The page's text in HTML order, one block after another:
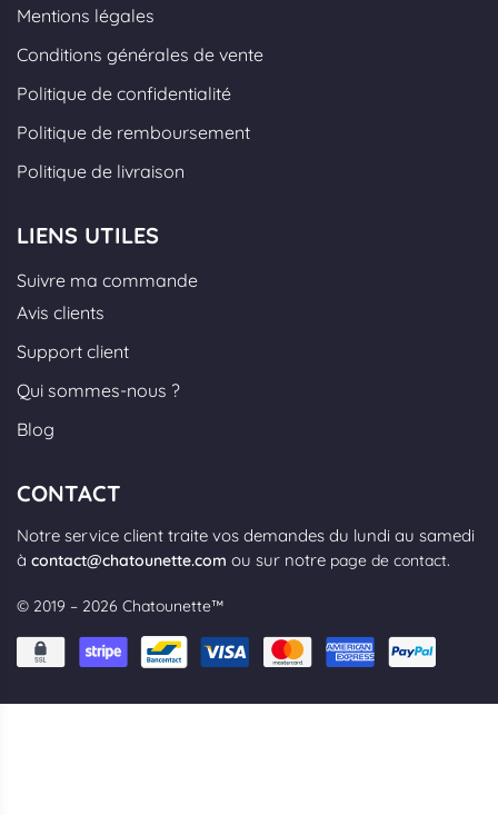
Mentions légales
Conditions générales de vente
Politique de confidentialité
Politique de remboursement
Politique de livraison
LIENS UTILES
Suivre ma commande
Avis clients
Support client
Qui sommes-nous ?
Blog
CONTACT
Notre service client traite vos demandes du lundi au samedi
à contact@chatounette.com ou sur notre page de contact.
© 2019 – 2026 Chatounette™